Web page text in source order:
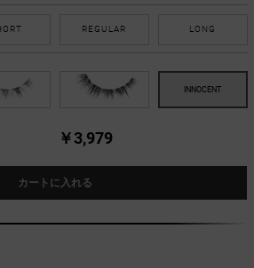
REGULAR LONG
￥3,979
カートに入れる